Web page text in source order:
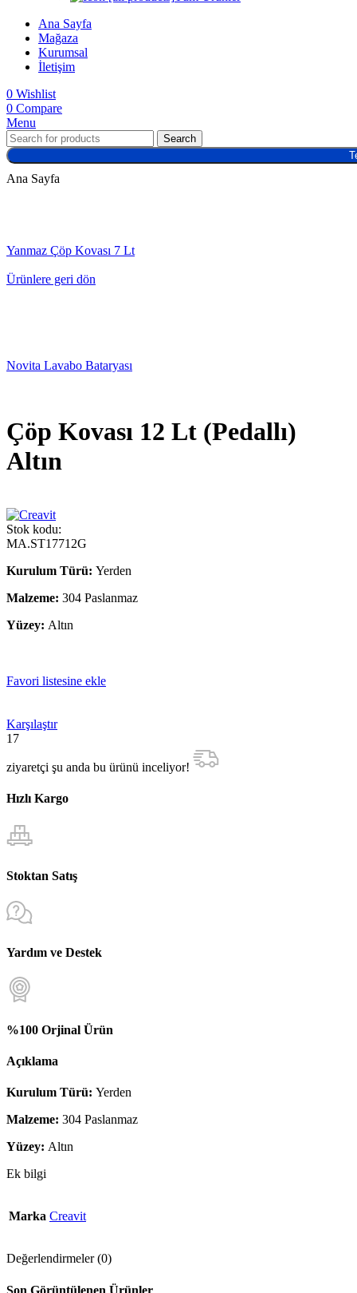
Ana Sayfa
Mağaza
Kurumsal
İletişim
0 Wishlist
0 Compare
Menu
Search
Ana Sayfa
Yanmaz Çöp Kovası 7 Lt
Ürünlere geri dön
Novita Lavabo Bataryası
Çöp Kovası 12 Lt (Pedallı)
Altın
Stok kodu:
MA.ST17712G
Kurulum Türü: Yerden
Malzeme: 304 Paslanmaz
Yüzey: Altın
Favori listesine ekle
Karşılaştır
17
ziyaretçi şu anda bu ürünü inceliyor!
Hızlı Kargo
Stoktan Satış
Yardım ve Destek
%100 Orjinal Ürün
Açıklama
Kurulum Türü: Yerden
Malzeme: 304 Paslanmaz
Yüzey: Altın
Ek bilgi
Marka Creavit
Değerlendirmeler (0)
Son Görüntülenen Ürünler